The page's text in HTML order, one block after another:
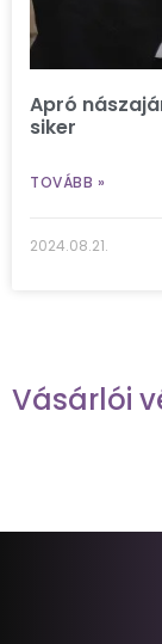
Apró
siker
TOVÁBB »
2024.08.21.
Vásárlói